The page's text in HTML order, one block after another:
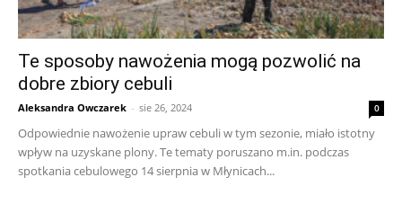
Te sposoby nawożenia mogą pozwolić na
dobre zbiory cebuli
Aleksandra Owczarek - sie 26, 2024 0
Odpowiednie nawożenie upraw cebuli w tym sezonie, miało istotny
wpływ na uzyskane plony. Te tematy poruszano m.in. podczas
spotkania cebulowego 14 sierpnia w Młynicach...